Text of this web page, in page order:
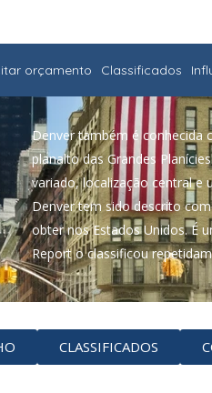
orçamento Classificados
Denver também é conhecida
planalto das Grandes
variado, localização central e
Denver tem sido descrito
obter nos Estados Unidos. É
Report o classificou
CLASSIFICADOS